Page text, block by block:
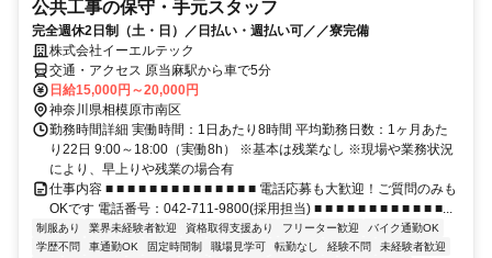
公共工事の保守・手元スタッフ
完全週休2日制（土・日）／日払い・週払い可／／寮完備
株式会社イーエルテック
交通・アクセス 原当麻駅から車で5分
日給15,000円～20,000円
神奈川県相模原市南区
勤務時間詳細 実働時間：1日あたり8時間 平均勤務日数：1ヶ月あた
り22日 9:00～18:00（実働8h） ※基本は残業なし ※現場や業務状況
により、早上りや残業の場合有
仕事内容 ■ ■ ■ ■ ■ ■ ■ ■ ■ ■ ■ ■ ■ ■ 電話応募も大歓迎！ご質問のみも
OKです 電話番号：042-711-9800(採用担当) ■ ■ ■ ■ ■ ■ ■ ■ ■ ■ ■ ■...
制服あり 業界未経験者歓迎 資格取得支援あり フリーター歓迎
バイク通勤OK
学歴不問
車通勤OK 固定時間制 職場見学可 転勤なし 経験不問
未経験者歓迎